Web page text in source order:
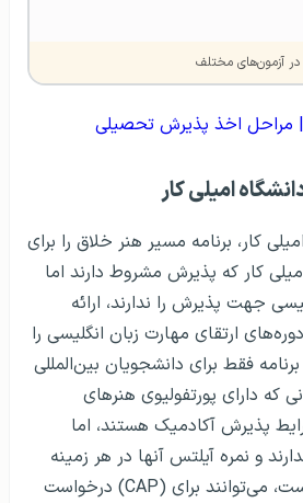
آزمون‌های مختلف
مراحل اخذ پذیرش تحصیلی
امیلی کار
کار، برنامه مسیر هنر خلاق را برای
کار که پذیرش مشروط دارند اما
جهت پذیرش را ندارند، ارائه
ارتقای مهارت زبان انگلیسی را
فقط برای دانشجویان بین‌المللی
که دارای پورتفولیوی هنرهای
پذیرش آکادمیک هستند، اما
و نمره آیلتس آنها در هر زمینه
مهارتی کمتر از ۵.۵ نیست، می‌توانند برای (CAP) درخواست